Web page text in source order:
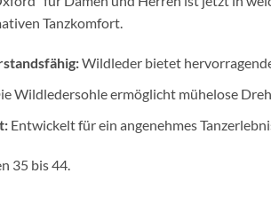
Tanzkomfort.
Wildleder bietet
Wildledersohle ermöglicht mühelose
Entwickelt für ein angenehmes
35 bis 44.